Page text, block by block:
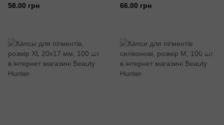
58.00 грн 66.00 грн